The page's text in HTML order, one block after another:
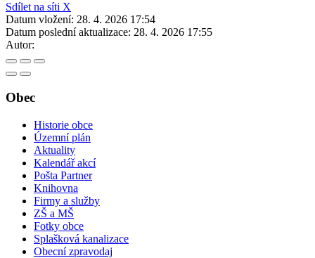
Sdílet na síti X
Datum vložení: 28. 4. 2026 17:54
Datum poslední aktualizace: 28. 4. 2026 17:55
Autor:
Obec
Historie obce
Územní plán
Aktuality
Kalendář akcí
Pošta Partner
Knihovna
Firmy a služby
ZŠ a MŠ
Fotky obce
Splašková kanalizace
Obecní zpravodaj